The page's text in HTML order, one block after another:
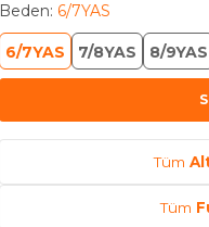
Beden: 6/7YAS
6/7YAS 7/8YAS 8/9YAS
Tüm
Tüm